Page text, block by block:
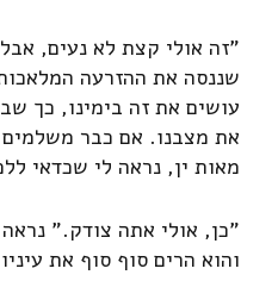
"זה אולי קצת לא נעים,
שננסה את ההזרעה
עושים את זה בימינו, כך
את מצבנו. אם כבר
מאות ין, נראה לי שכדאי
"כן, אולי אתה צודק." נראה
והוא הרים סוף סוף את